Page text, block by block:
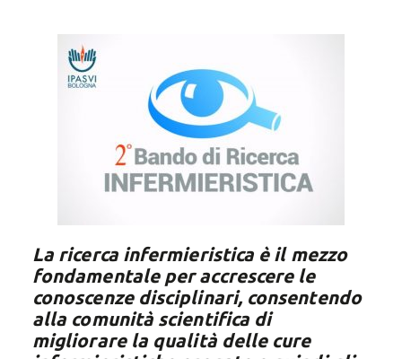
La ricerca infermieristica è il mezzo
fondamentale per accrescere le
conoscenze disciplinari, consentendo
alla comunità scientifica di
migliorare la qualità delle cure